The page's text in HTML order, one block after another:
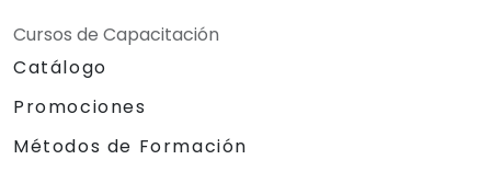
Cursos de Capacitación
Catálogo
Promociones
Métodos de Formación